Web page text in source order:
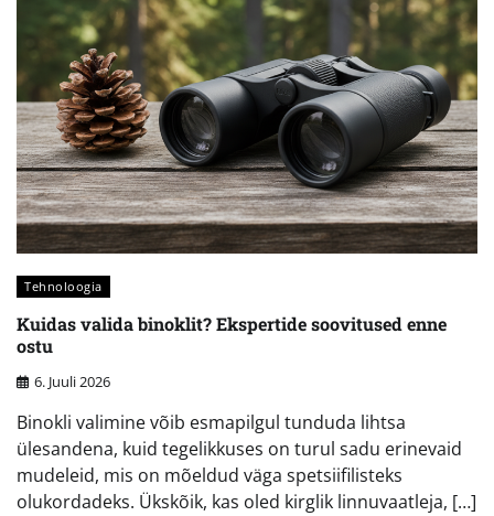
Tehnoloogia
Kuidas valida binoklit? Ekspertide soovitused enne
ostu
6. Juuli 2026
Binokli valimine võib esmapilgul tunduda lihtsa
ülesandena, kuid tegelikkuses on turul sadu erinevaid
mudeleid, mis on mõeldud väga spetsiifilisteks
olukordadeks. Ükskõik, kas oled kirglik linnuvaatleja, […]